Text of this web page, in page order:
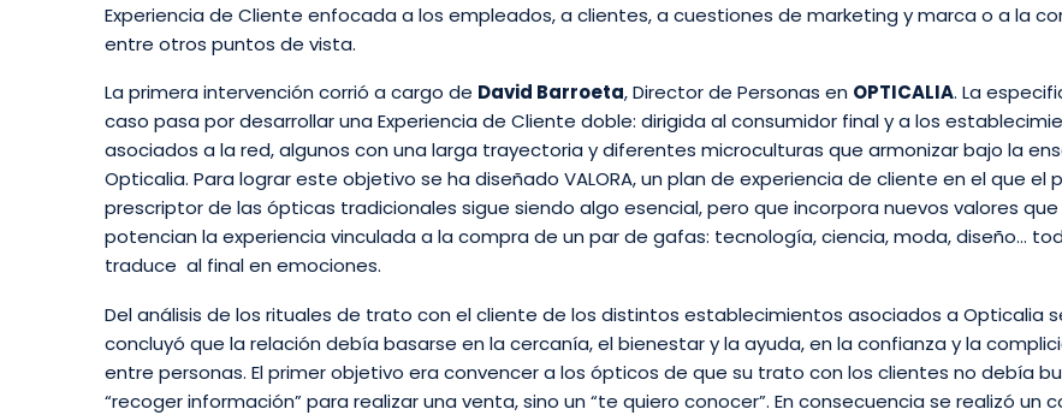
Experiencia de Cliente enfocada a los empleados, a clientes, a cuestiones de marketing y marca o a la
entre otros puntos de vista.
La primera intervención corrió a cargo de David Barroeta, Director de Personas en OPTICALIA. La
caso pasa por desarrollar una Experiencia de Cliente doble: dirigida al consumidor final y a los
asociados a la red, algunos con una larga trayectoria y diferentes microculturas que armonizar bajo la
Opticalia. Para lograr este objetivo se ha diseñado VALORA, un plan de experiencia de cliente en el que el
prescriptor de las ópticas tradicionales sigue siendo algo esencial, pero que incorpora nuevos valores que
potencian la experiencia vinculada a la compra de un par de gafas: tecnología, ciencia, moda, diseño…
traduce al final en emociones.
Del análisis de los rituales de trato con el cliente de los distintos establecimientos asociados a Opticalia
concluyó que la relación debía basarse en la cercanía, el bienestar y la ayuda, en la confianza y la
entre personas. El primer objetivo era convencer a los ópticos de que su trato con los clientes no debía
“recoger información” para realizar una venta, sino un “te quiero conocer”. En consecuencia se realizó un